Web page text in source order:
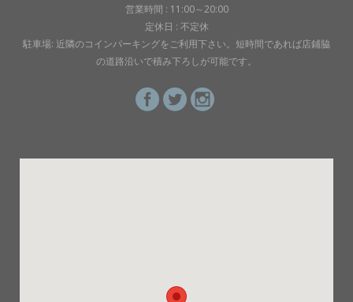
営業時間 : 11:00～20:00
定休日 : 不定休
駐車場: 近隣のコインパーキングをご利用下さい。短時間であれば店鋪脇
の道路沿いで積み下ろしが可能です。